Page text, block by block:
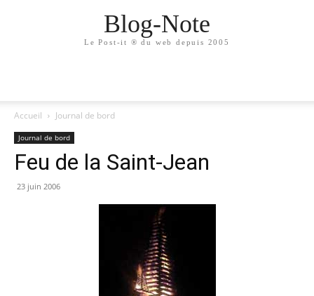
Blog-Note
Le Post-it ® du web depuis 2005
Accueil Journal de bord
Journal de bord
Feu de la Saint-Jean
23 juin 2006